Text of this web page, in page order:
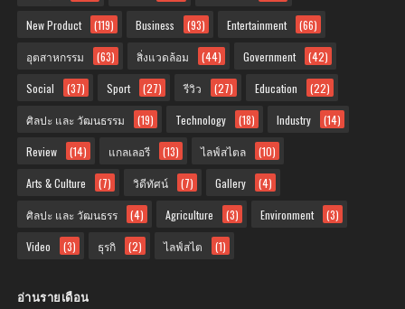
New Product (119) Business (93) Entertainment (66)
อุตสาหกรรม (63) สิ่งแวดล้อม (44) Government (42)
Social (37) Sport (27) รีวิว (27) Education (22)
ศิลปะ และ วัฒนธรรม (19) Technology (18) Industry (14)
Review (14) แกลเลอรี (13) ไลฟ์สไตล (10)
Arts & Culture (7) วิดีทัศน์ (7) Gallery (4)
ศิลปะ และ วัฒนธรร (4) Agriculture (3) Environment (3)
Video (3) ธุรกิ (2) ไลฟ์สไต (1)
อ่านรายเดือน